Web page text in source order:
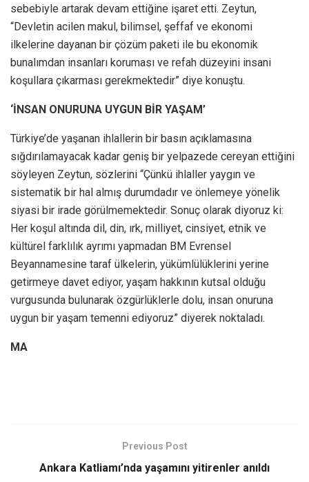
sebebiyle artarak devam ettiğine işaret etti. Zeytun,
“Devletin acilen makul, bilimsel, şeffaf ve ekonomi
ilkelerine dayanan bir çözüm paketi ile bu ekonomik
bunalımdan insanları koruması ve refah düzeyini insani
koşullara çıkarması gerekmektedir” diye konuştu.
‘İNSAN ONURUNA UYGUN BİR YAŞAM’
Türkiye’de yaşanan ihlallerin bir basın açıklamasına
sığdırılamayacak kadar geniş bir yelpazede cereyan ettiğini
söyleyen Zeytun, sözlerini “Çünkü ihlaller yaygın ve
sistematik bir hal almış durumdadır ve önlemeye yönelik
siyasi bir irade görülmemektedir. Sonuç olarak diyoruz ki:
Her koşul altında dil, din, ırk, milliyet, cinsiyet, etnik ve
kültürel farklılık ayrımı yapmadan BM Evrensel
Beyannamesine taraf ülkelerin, yükümlülüklerini yerine
getirmeye davet ediyor, yaşam hakkının kutsal olduğu
vurgusunda bulunarak özgürlüklerle dolu, insan onuruna
uygun bir yaşam temenni ediyoruz” diyerek noktaladı.
MA
Previous Post
Ankara Katliamı’nda yaşamını yitirenler anıldı